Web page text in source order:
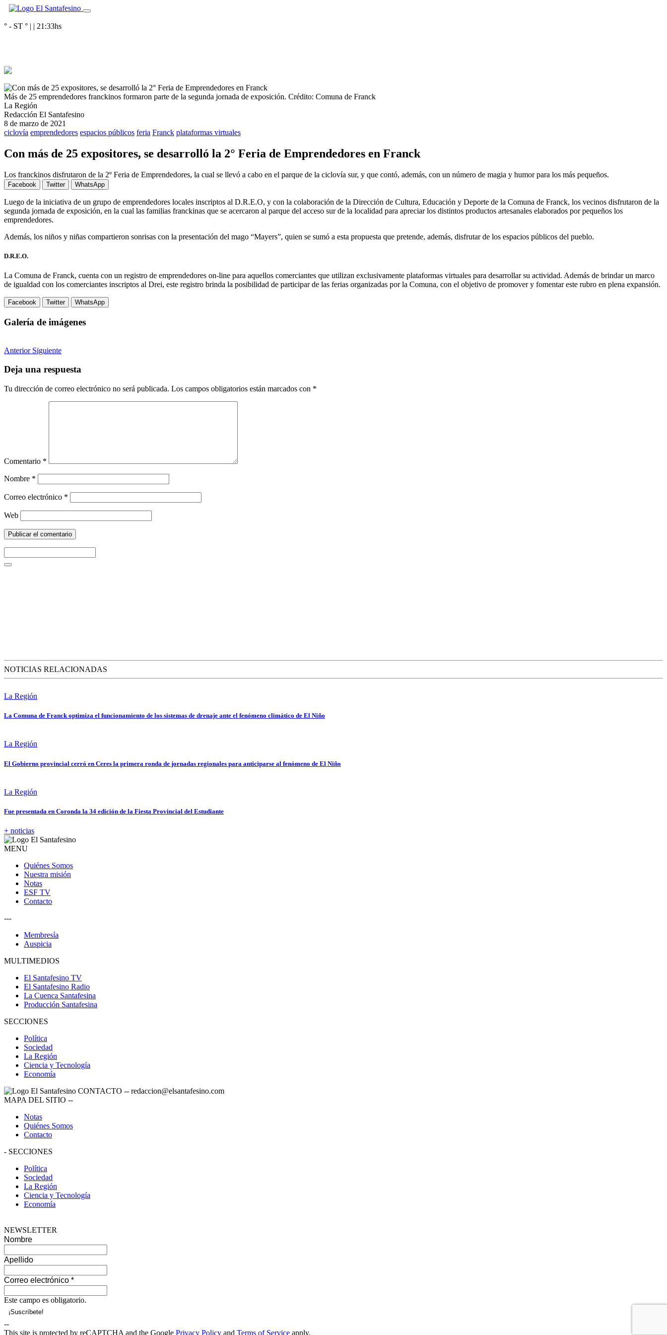
° - ST ° | | 21:33hs
Más de 25 emprendedores franckinos formaron parte de la segunda jornada de exposición. Crédito: Comuna de Franck
La Región
Redacción El Santafesino
8 de marzo de 2021
ciclovía emprendedores espacios públicos feria Franck plataformas virtuales
Con más de 25 expositores, se desarrolló la 2° Feria de Emprendedores en Franck
Los franckinos disfrutaron de la 2º Feria de Emprendedores, la cual se llevó a cabo en el parque de la ciclovía sur, y que contó, además, con un número de magia y humor para los más pequeños.
Facebook Twitter WhatsApp
Luego de la iniciativa de un grupo de emprendedores locales inscriptos al D.R.E.O, y con la colaboración de la Dirección de Cultura, Educación y Deporte de la Comuna de Franck, los vecinos disfrutaron de la
segunda jornada de exposición, en la cual las familias franckinas que se acercaron al parque del acceso sur de la localidad para apreciar los distintos productos artesanales elaborados por pequeños los
emprendedores.
Además, los niños y niñas compartieron sonrisas con la presentación del mago “Mayers”, quien se sumó a esta propuesta que pretende, además, disfrutar de los espacios públicos del pueblo.
D.R.E.O.
La Comuna de Franck, cuenta con un registro de emprendedores on-line para aquellos comerciantes que utilizan exclusivamente plataformas virtuales para desarrollar su actividad. Además de brindar un marco
de igualdad con los comerciantes inscriptos al Drei, este registro brinda la posibilidad de participar de las ferias organizadas por la Comuna, con el objetivo de promover y fomentar este rubro en plena expansión.
Facebook Twitter WhatsApp
Galería de imágenes
Anterior Siguiente
Deja una respuesta
Tu dirección de correo electrónico no será publicada. Los campos obligatorios están marcados con *
Comentario *
Nombre *
Correo electrónico *
Web
NOTICIAS RELACIONADAS
La Región
La Comuna de Franck optimiza el funcionamiento de los sistemas de drenaje ante el fenómeno climático de El Niño
La Región
El Gobierno provincial cerró en Ceres la primera ronda de jornadas regionales para anticiparse al fenómeno de El Niño
La Región
Fue presentada en Coronda la 34 edición de la Fiesta Provincial del Estudiante
+ noticias
MENU
Quiénes Somos
Nuestra misión
Notas
ESF TV
Contacto
---
Membresía
Auspicia
MULTIMEDIOS
El Santafesino TV
El Santafesino Radio
La Cuenca Santafesina
Producción Santafesina
SECCIONES
Política
Sociedad
La Región
Ciencia y Tecnología
Economía
CONTACTO -- redaccion@elsantafesino.com
MAPA DEL SITIO --
Notas
Quiénes Somos
Contacto
- SECCIONES
Política
Sociedad
La Región
Ciencia y Tecnología
Economía
NEWSLETTER
Nombre
Apellido
Correo electrónico *
Este campo es obligatorio.
--
This site is protected by reCAPTCHA and the Google Privacy Policy and Terms of Service apply.